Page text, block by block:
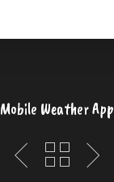
Mobile Weather App